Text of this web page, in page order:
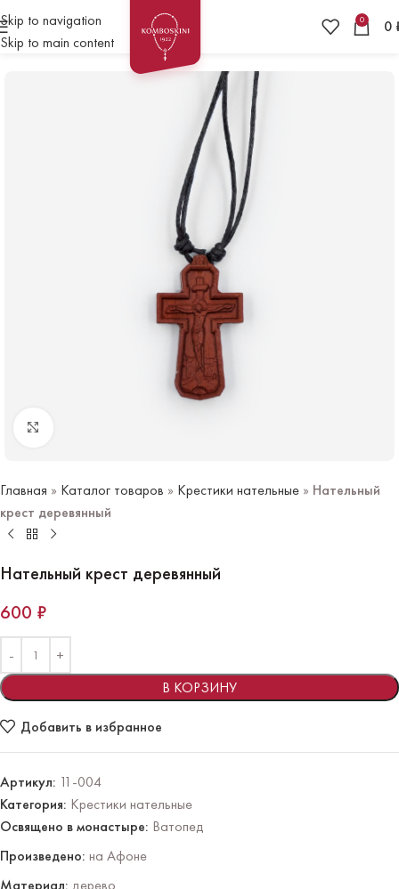
Skip to navigation
Skip to main content
0 0
Главная » Каталог товаров » Крестики нательные » Нательный
крест деревянный
Нательный крест деревянный
600 ₽
В КОРЗИНУ
Добавить в избранное
Артикул: 11-004
Категория: Крестики нательные
Освящено в монастыре: Ватопед
Произведено: на Афоне
Материал: дерево